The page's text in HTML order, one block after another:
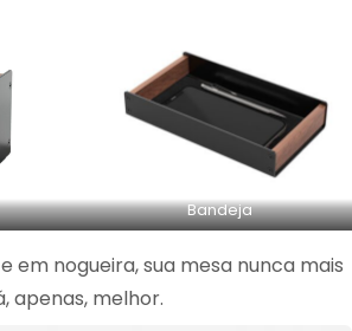
Bandeja
em nogueira, sua mesa nunca mais
apenas, melhor.